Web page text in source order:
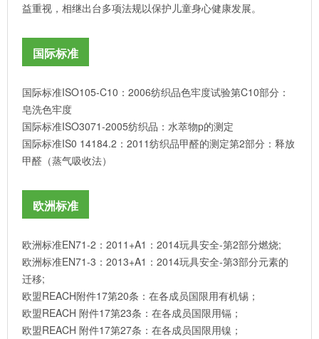
益重视，相继出台多项法规以保护儿童身心健康发展。
国际标准
国际标准ISO105-C10：2006纺织品色牢度试验第C10部分：
皂洗色牢度
国际标准ISO3071-2005纺织品：水萃物p的测定
国际标准IS0 14184.2：2011纺织品甲醛的测定第2部分：释放
甲醛（蒸气吸收法）
欧洲标准
欧洲标准EN71-2：2011+A1：2014玩具安全-第2部分燃烧;
欧洲标准EN71-3：2013+A1：2014玩具安全-第3部分元素的
迁移;
欧盟REACH附件17第20条：在各成员国限用有机锡；
欧盟REACH 附件17第23条：在各成员国限用镉；
欧盟REACH 附件17第27条：在各成员国限用镍；